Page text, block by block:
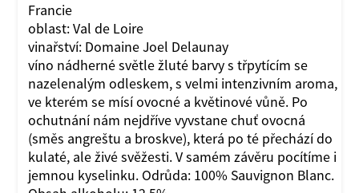
Francie
oblast: Val de Loire
vinařství: Domaine Joel Delaunay
víno nádherné světle žluté barvy s třpytícím se
nazelenalým odleskem, s velmi intenzivním aroma,
ve kterém se mísí ovocné a květinové vůně. Po
ochutnání nám nejdříve vyvstane chuť ovocná
(směs angreštu a broskve), která po té přechází do
kulaté, ale živé svěžesti. V samém závěru pocítíme i
jemnou kyselinku. Odrůda: 100% Sauvignon Blanc.